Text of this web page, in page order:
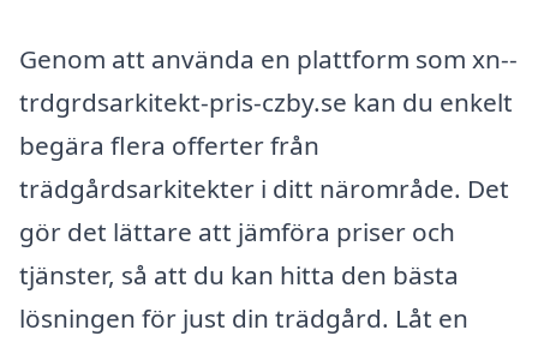
Genom att använda en plattform som xn--
trdgrdsarkitekt-pris-czby.se kan du enkelt
begära flera offerter från
trädgårdsarkitekter i ditt närområde. Det
gör det lättare att jämföra priser och
tjänster, så att du kan hitta den bästa
lösningen för just din trädgård. Låt en